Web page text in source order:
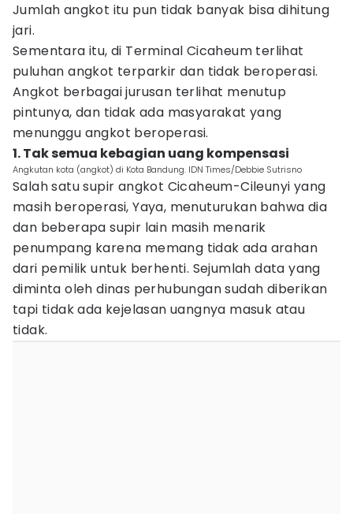
Jumlah angkot itu pun tidak banyak bisa dihitung
jari.
Sementara itu, di Terminal Cicaheum terlihat
puluhan angkot terparkir dan tidak beroperasi.
Angkot berbagai jurusan terlihat menutup
pintunya, dan tidak ada masyarakat yang
menunggu angkot beroperasi.
1. Tak semua kebagian uang kompensasi
Angkutan kota (angkot) di Kota Bandung. IDN Times/Debbie Sutrisno
Salah satu supir angkot Cicaheum-Cileunyi yang
masih beroperasi, Yaya, menuturukan bahwa dia
dan beberapa supir lain masih menarik
penumpang karena memang tidak ada arahan
dari pemilik untuk berhenti. Sejumlah data yang
diminta oleh dinas perhubungan sudah diberikan
tapi tidak ada kejelasan uangnya masuk atau
tidak.